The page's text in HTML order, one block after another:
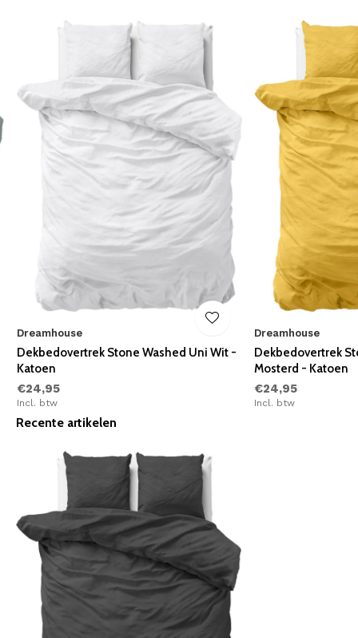
Dreamhouse
Dekbedovertrek Stone Washed Uni Wit -
Katoen
€24,95
Incl. btw
Dreamhouse
Dekbedovertrek
Mosterd - Katoen
€24,95
Incl. btw
Recente artikelen